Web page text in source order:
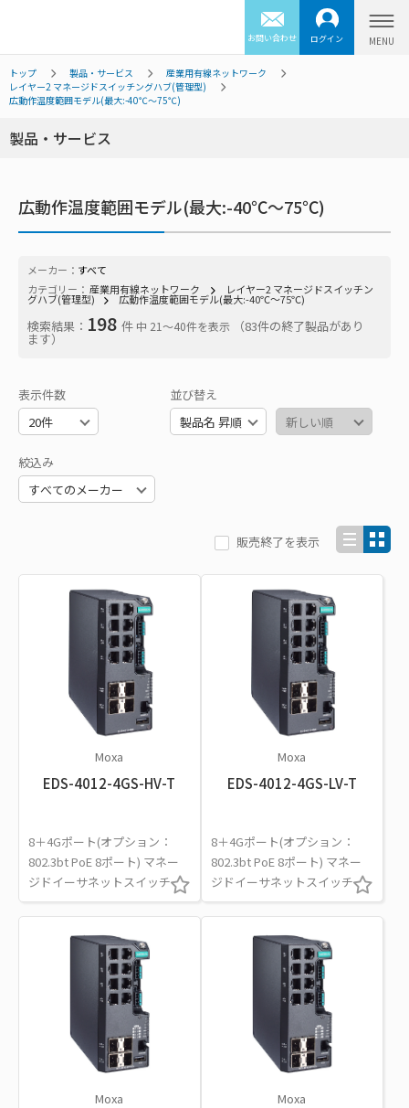
お問い合わせ ログイン
トップ 製品・サービス
産業用有線ネットワーク
レイヤー2 マネージドスイッチングハブ(管理型)
広動作温度範囲モデル(最大:-40℃～75℃)
製品・サービス
広動作温度範囲モデル(最大:-40℃～75℃)
メーカー： すべて
カテゴリー： 産業用有線ネットワーク レイヤー2 マネージドスイッチン
グハブ(管理型) 広動作温度範囲モデル(最大:-40℃～75℃)
検索結果： 198 件 中 21〜40件を表示 （83件の終了製品があり
ます）
表示件数 並び替え
絞込み
販売終了を表示
Moxa
EDS-4012-4GS-HV-T
8＋4Gポート(オプション：
802.3bt PoE 8ポート) マネー
ジドイーサネットスイッチ
Moxa
EDS-4012-4GS-LV-T
8＋4Gポート(オプション：
802.3bt PoE 8ポート) マネー
ジドイーサネットスイッチ
Moxa Moxa